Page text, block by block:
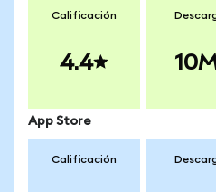
Calificación
4.4
App Store
Calificación